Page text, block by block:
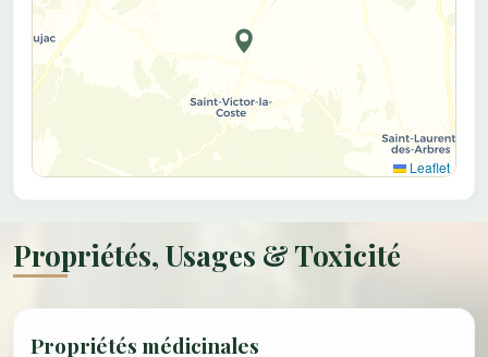
Leaflet
Propriétés, Usages & Toxicité
Propriétés médicinales